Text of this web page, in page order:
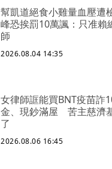
幫凱道絕食小雞量血壓遭
峰恐挨罰10萬諷：只准賴
師
2026.08.04 14:35
女律師誆能買BNT疫苗詐
金、現鈔滿屋 苦主慈濟
了
2026.08.06 16:45